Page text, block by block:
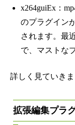
x264guiEx：
のプラグイン
されます。最
で、マストな
詳しく見ていきま
拡張編集プラ